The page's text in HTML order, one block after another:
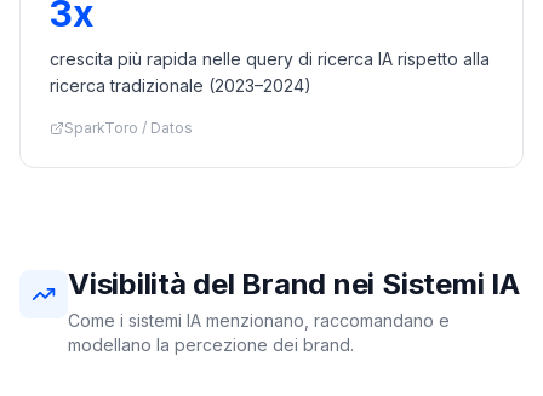
3x
crescita più rapida nelle query di ricerca IA rispetto alla
ricerca tradizionale (2023–2024)
SparkToro / Datos
Visibilità del Brand nei Sistemi IA
Come i sistemi IA menzionano, raccomandano e
modellano la percezione dei brand.